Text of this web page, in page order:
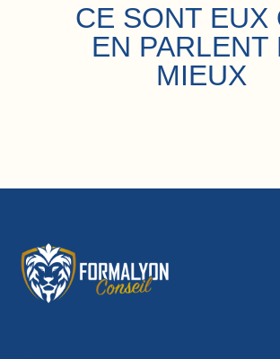
CE SONT EUX
EN PARLENT
MIEUX